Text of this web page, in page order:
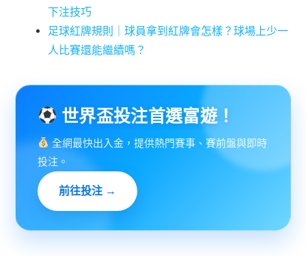
下注技巧
足球紅牌規則｜球員拿到紅牌會怎樣？球場上少一
人比賽還能繼續嗎？
世界盃投注首選富遊！
全網最快出入金，提供熱門賽事、賽前盤與即時
投注。
前往投注 →